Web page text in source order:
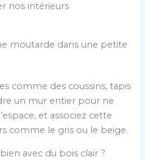
nos intérieurs
moutarde dans une petite
comme des coussins, tapis
un mur entier pour ne
et associez cette
comme le gris ou le beige.
avec du bois clair ?